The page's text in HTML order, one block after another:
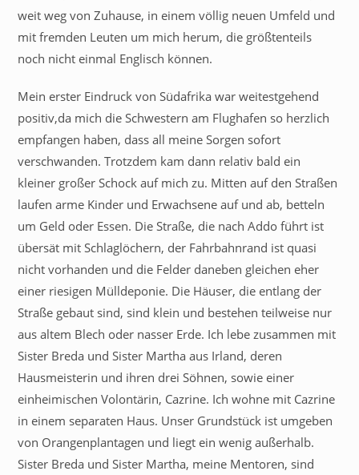
weit weg von Zuhause, in einem völlig neuen Umfeld und
mit fremden Leuten um mich herum, die größtenteils
noch nicht einmal Englisch können.
Mein erster Eindruck von Südafrika war weitestgehend
positiv,da mich die Schwestern am Flughafen so herzlich
empfangen haben, dass all meine Sorgen sofort
verschwanden. Trotzdem kam dann relativ bald ein
kleiner großer Schock auf mich zu. Mitten auf den Straßen
laufen arme Kinder und Erwachsene auf und ab, betteln
um Geld oder Essen. Die Straße, die nach Addo führt ist
übersät mit Schlaglöchern, der Fahrbahnrand ist quasi
nicht vorhanden und die Felder daneben gleichen eher
einer riesigen Mülldeponie. Die Häuser, die entlang der
Straße gebaut sind, sind klein und bestehen teilweise nur
aus altem Blech oder nasser Erde. Ich lebe zusammen mit
Sister Breda und Sister Martha aus Irland, deren
Hausmeisterin und ihren drei Söhnen, sowie einer
einheimischen Volontärin, Cazrine. Ich wohne mit Cazrine
in einem separaten Haus. Unser Grundstück ist umgeben
von Orangenplantagen und liegt ein wenig außerhalb.
Sister Breda und Sister Martha, meine Mentoren, sind